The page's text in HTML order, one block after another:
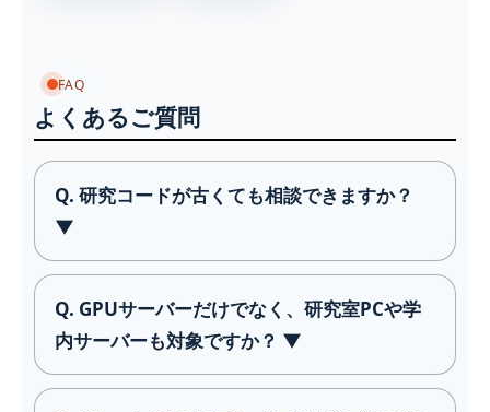
FAQ
よくあるご質問
Q. 研究コードが古くても相談できますか？
▼
Q. GPUサーバーだけでなく、研究室PCや学
内サーバーも対象ですか？ ▼